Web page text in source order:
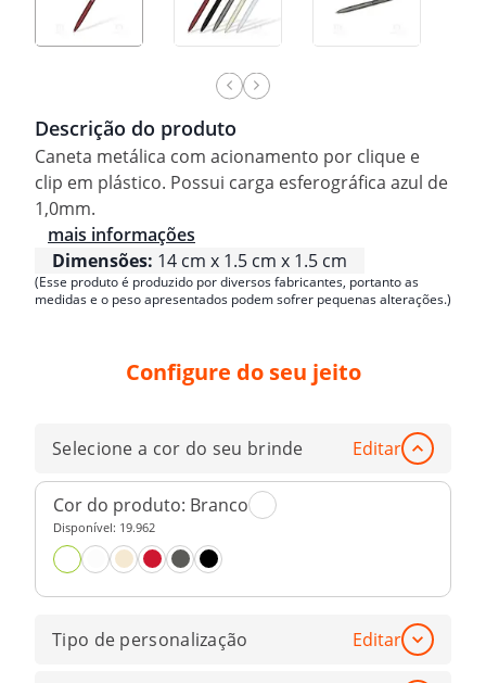
Descrição do produto
Caneta metálica com acionamento por clique e
clip em plástico. Possui carga esferográfica azul de
1,0mm.
mais informações
Dimensões: 14 cm x 1.5 cm x 1.5 cm
(Esse produto é produzido por diversos fabricantes, portanto as
medidas e o peso apresentados podem sofrer pequenas alterações.)
Configure do seu jeito
Selecione a cor do seu brinde Editar
Cor do produto: Branco
Disponível: 19.962
Tipo de personalização Editar